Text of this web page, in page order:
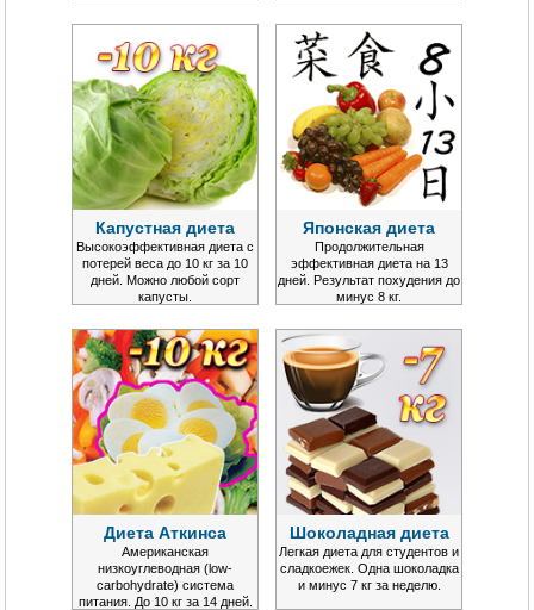
Капустная диета
Высокоэффективная диета с
потерей веса до 10 кг за 10
дней. Можно любой сорт
капусты.
Японская диета
Продолжительная
эффективная диета на 13
дней. Результат похудения до
минус 8 кг.
Диета Аткинса
Американская
низкоуглеводная (low-
carbohydrate) система
питания. До 10 кг за 14 дней.
Шоколадная диета
Легкая диета для студентов и
сладкоежек. Одна шоколадка
и минус 7 кг за неделю.